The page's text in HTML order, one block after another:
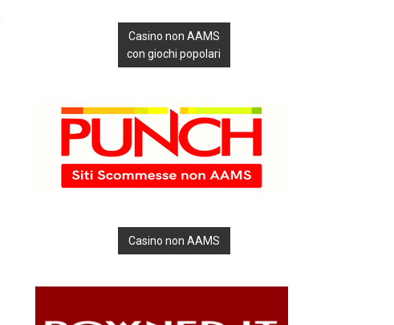
Casino non AAMS
con giochi popolari
Casino non AAMS